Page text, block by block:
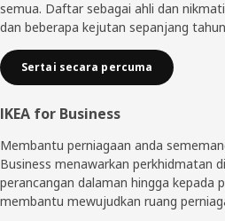
semua. Daftar sebagai ahli dan
dan beberapa kejutan sepanjang
Sertai secara percuma
IKEA for Business
Membantu perniagaan anda
Business menawarkan perkhidmatan
perancangan dalaman hingga kepada
membantu mewujudkan ruang